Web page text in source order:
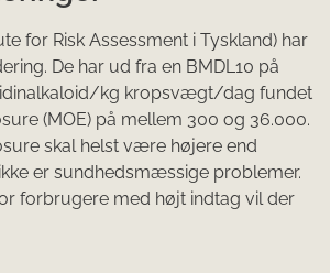
for Risk Assessment i Tyskland) har
De har ud fra en BMDL10 på
kg kropsvægt/dag fundet
(MOE) på mellem 300 og 36.000.
skal helst være højere end
er sundhedsmæssige problemer.
forbrugere med højt indtag vil der